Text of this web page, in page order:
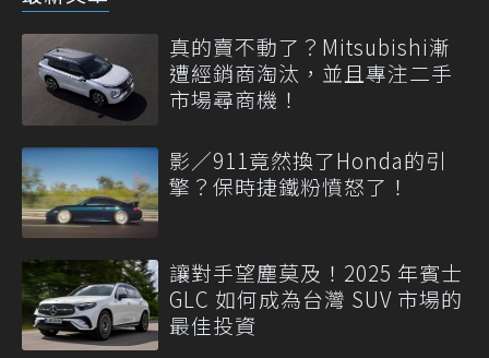
真的賣不動了？Mitsubishi漸
遭經銷商淘汰，並且專注二手
市場尋商機！
影／911竟然換了Honda的引
擎？保時捷鐵粉憤怒了！
讓對手望塵莫及！2025 年賓士
GLC 如何成為台灣 SUV 市場的
最佳投資